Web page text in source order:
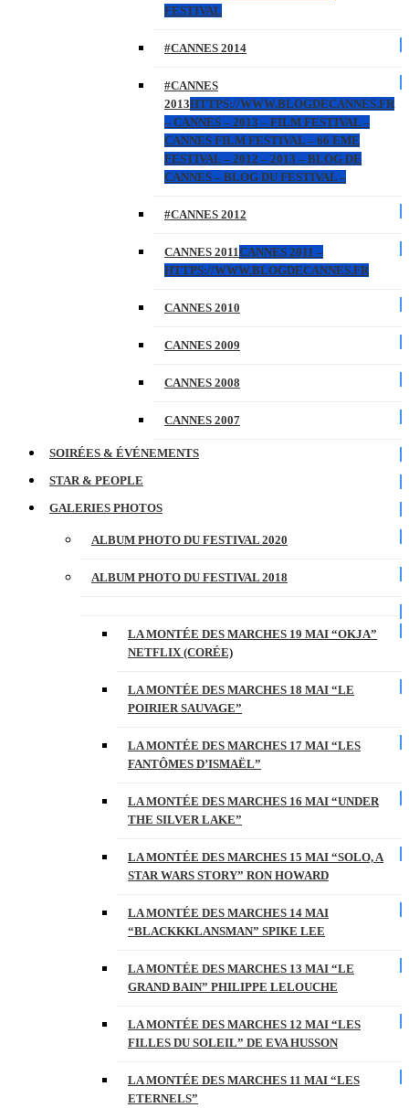
FESTIVAL
#CANNES 2014
#CANNES
2013HTTPS://WWW.BLOGDECANNES.FR
– CANNES – 2013 – FILM FESTIVAL –
CANNES FILM FESTIVAL – 66 EME
FESTIVAL – 2012 – 2013 – BLOG DE
CANNES – BLOG DU FESTIVAL –
#CANNES 2012
CANNES 2011CANNES 2011 –
HTTPS://WWW.BLOGDECANNES.FR
CANNES 2010
CANNES 2009
CANNES 2008
CANNES 2007
SOIRÉES & ÉVÉNEMENTS
STAR & PEOPLE
GALERIES PHOTOS
ALBUM PHOTO DU FESTIVAL 2020
ALBUM PHOTO DU FESTIVAL 2018
LA MONTÉE DES MARCHES 19 MAI “OKJA”
NETFLIX (CORÉE)
LA MONTÉE DES MARCHES 18 MAI “LE
POIRIER SAUVAGE”
LA MONTÉE DES MARCHES 17 MAI “LES
FANTÔMES D’ISMAËL”
LA MONTÉE DES MARCHES 16 MAI “UNDER
THE SILVER LAKE”
LA MONTÉE DES MARCHES 15 MAI “SOLO, A
STAR WARS STORY” RON HOWARD
LA MONTÉE DES MARCHES 14 MAI
“BLACKKKLANSMAN” SPIKE LEE
LA MONTÉE DES MARCHES 13 MAI “LE
GRAND BAIN” PHILIPPE LELOUCHE
LA MONTÉE DES MARCHES 12 MAI “LES
FILLES DU SOLEIL” DE EVA HUSSON
LA MONTÉE DES MARCHES 11 MAI “LES
ETERNELS”